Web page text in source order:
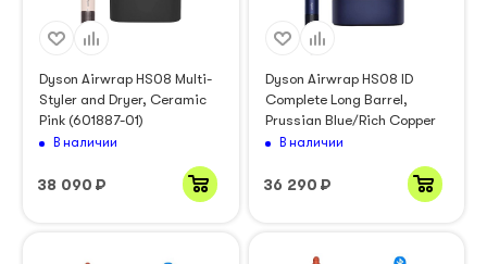
Dyson Airwrap HS08 Multi-
Styler and Dryer, Ceramic
Pink (601887-01)
В наличии
38 090 ₽
Dyson Airwrap HS08 ID
Complete Long Barrel,
Prussian Blue/Rich Copper
В наличии
36 290 ₽